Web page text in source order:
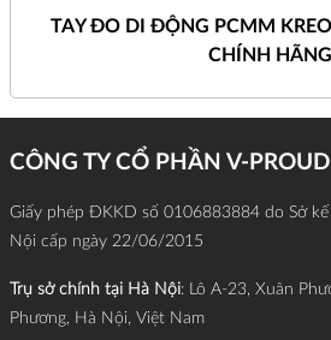
TAY ĐO DI ĐỘNG PCMM
CHÍNH HÃNG
CÔNG TY CỔ PHẦN V-PROUD
Giấy phép ĐKKD số 0106883884 do Sở
Nội cấp ngày 22/06/2015
Trụ sở chính tại Hà Nội: Lô A-23, Xuân
Phương, Hà Nội, Việt Nam